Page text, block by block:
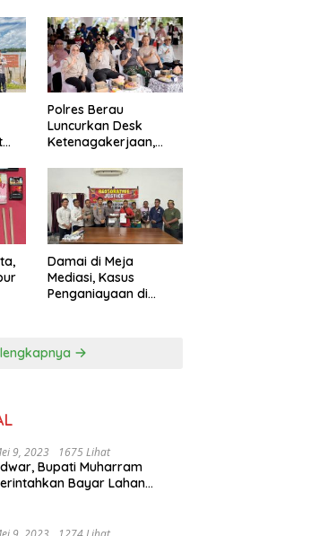
Diburu Polisi
Polres Berau
Luncurkan Desk
Ketenagakerjaan,
Didorong Tuntas
Lewat Mediasi
Damai di Meja
Mediasi, Kasus
Penganiayaan di
9, 2023 1675 Lihat
Bupati Muharram
Bayar Lahan